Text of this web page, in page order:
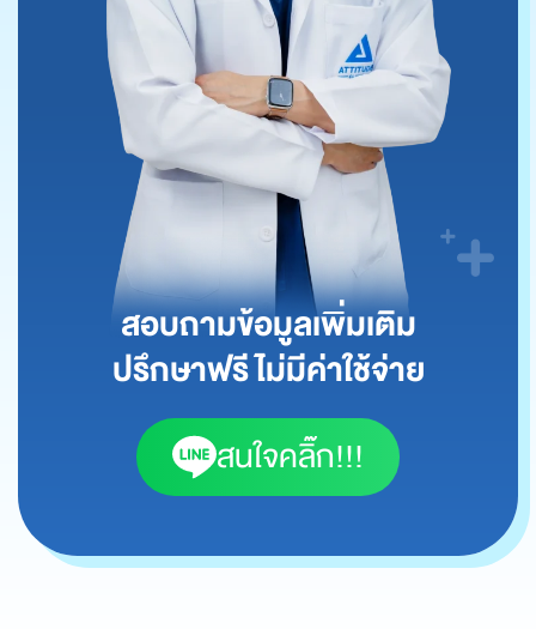
สอบถามข้อมูลเพิ่มเติม
ปรึกษาฟรี ไม่มีค่าใช้จ่าย
สนใจคลิ๊ก!!!